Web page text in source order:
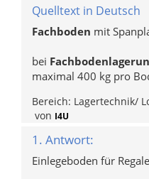
Quelltext in Deutsch
Fachboden mit
bei
maximal 400 kg pro
Bereich: Lagertechnik/
von I4U
1. Antwort:
Einlegeboden für Regale